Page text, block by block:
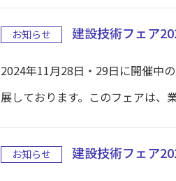
お知らせ 建設技術フェア
2024年11月28日・29日に開催中
展しております。このフェアは、
お知らせ 建設技術フェア